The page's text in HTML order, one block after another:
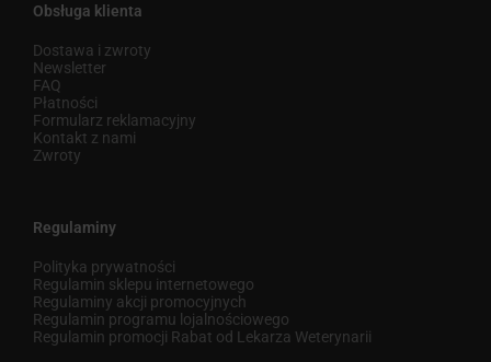
Obsługa klienta
Dostawa i zwroty
Newsletter
FAQ
Płatności
Formularz reklamacyjny
Kontakt z nami
Zwroty
Regulaminy
Polityka prywatności
Regulamin sklepu internetowego
Regulaminy akcji promocyjnych
Regulamin programu lojalnościowego
Regulamin promocji Rabat od Lekarza Weterynarii